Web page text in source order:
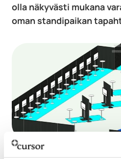
olla näkyvästi mukana
oman standipaikan